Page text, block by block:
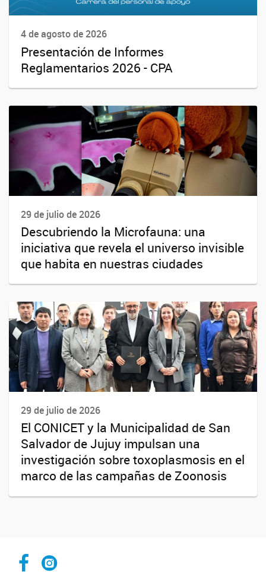
4 de agosto de 2026
Presentación de Informes
Reglamentarios 2026 - CPA
29 de julio de 2026
Descubriendo la Microfauna: una
iniciativa que revela el universo invisible
que habita en nuestras ciudades
29 de julio de 2026
El CONICET y la Municipalidad de San
Salvador de Jujuy impulsan una
investigación sobre toxoplasmosis en el
marco de las campañas de Zoonosis
Facebook CCT Salta - JujuyInstagram CONICET Salta Jujuy